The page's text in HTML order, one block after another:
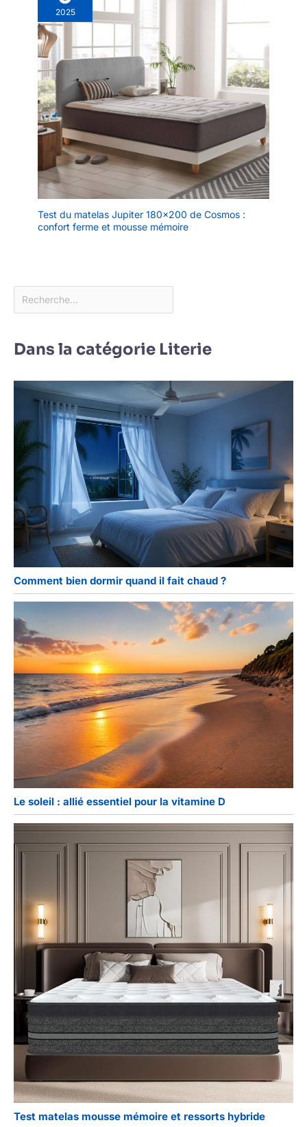
2025
Test du matelas Jupiter 180×200 de Cosmos :
confort ferme et mousse mémoire
Dans la catégorie Literie
Comment bien dormir quand il fait chaud ?
Le soleil : allié essentiel pour la vitamine D
Test matelas mousse mémoire et ressorts hybride